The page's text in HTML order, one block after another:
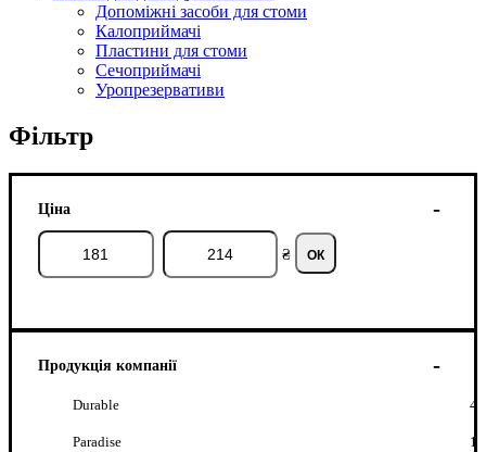
Допоміжні засоби для стоми
Калоприймачі
Пластини для стоми
Сечоприймачі
Уропрезервативи
Фільтр
Ціна
₴ ОК
Продукція компанії
Durable 4
Paradise 1